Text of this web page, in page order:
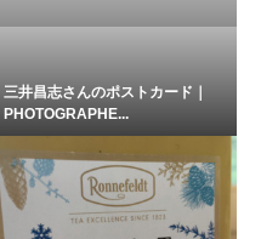
三井昌志さんのポストカード｜
PHOTOGRAPHE...